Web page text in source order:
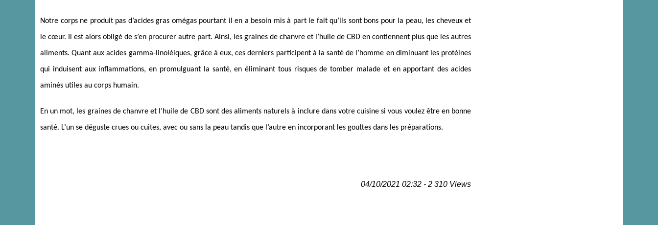
Notre corps ne produit pas d’acides gras omégas pourtant il en a besoin mis à part le fait qu’ils sont bons pour la peau, les cheveux et
le cœur. Il est alors obligé de s’en procurer autre part. Ainsi, les graines de chanvre et l’huile de CBD en contiennent plus que les autres
aliments. Quant aux acides gamma-linoléiques, grâce à eux, ces derniers participent à la santé de l’homme en diminuant les protéines
qui induisent aux inflammations, en promulguant la santé, en éliminant tous risques de tomber malade et en apportant des acides
aminés utiles au corps humain.
En un mot, les graines de chanvre et l’huile de CBD sont des aliments naturels à inclure dans votre cuisine si vous voulez être en bonne
santé. L’un se déguste crues ou cuites, avec ou sans la peau tandis que l’autre en incorporant les gouttes dans les préparations.
04/10/2021 02:32 - 2 310 Views